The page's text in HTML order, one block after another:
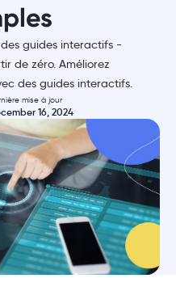
guides interactifs -
de zéro. Améliorez
des guides interactifs.
mise à jour
16, 2024